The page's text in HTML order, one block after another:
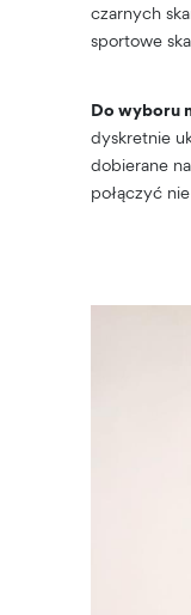
czarnych
sportowe
Do wyboru
dyskretnie
dobierane
połączyć